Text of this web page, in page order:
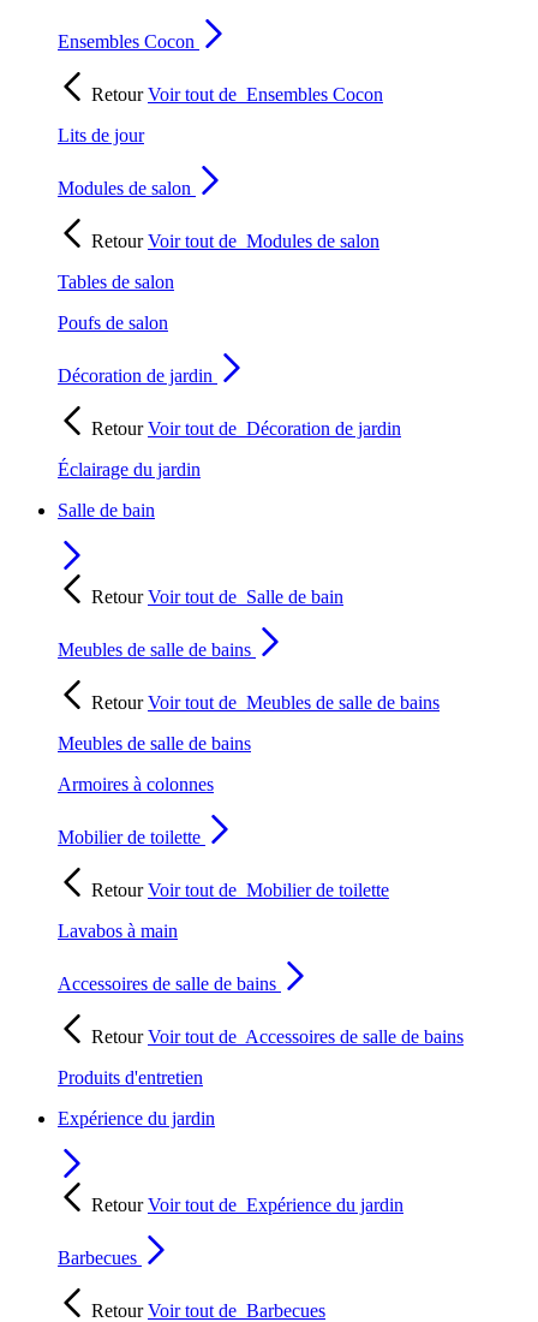
Ensembles Cocon
RetourVoir tout de Ensembles Cocon
Lits de jour
Modules de salon
RetourVoir tout de Modules de salon
Tables de salon
Poufs de salon
Décoration de jardin
RetourVoir tout de Décoration de jardin
Éclairage du jardin
Salle de bain
RetourVoir tout de Salle de bain
Meubles de salle de bains
RetourVoir tout de Meubles de salle de bains
Meubles de salle de bains
Armoires à colonnes
Mobilier de toilette
RetourVoir tout de Mobilier de toilette
Lavabos à main
Accessoires de salle de bains
RetourVoir tout de Accessoires de salle de bains
Produits d'entretien
Expérience du jardin
RetourVoir tout de Expérience du jardin
Barbecues
RetourVoir tout de Barbecues